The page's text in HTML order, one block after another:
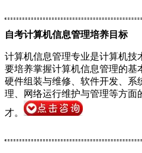
自考计算机信息管理培养目标
计算机信息管理专业是计算机技
要培养掌握计算机信息管理的基
硬件组装与维修、软件开发、系
理、网络运行维护与管理等方面
才。